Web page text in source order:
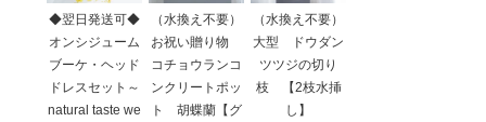
◆翌日発送可◆
オンシジューム
ブーケ・ヘッド
ドレスセット～
natural taste we
（水換え不要）
お祝い贈り物
コチョウランコ
ンクリートポッ
ト 胡蝶蘭【グ
（水換え不要）
大型 ドウダン
ツツジの切り
枝 【2枝水挿
し】